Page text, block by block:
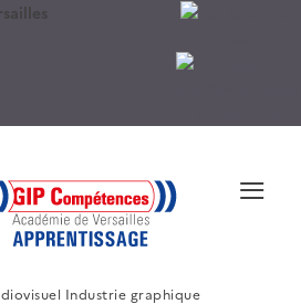
≡
Industrie graphique